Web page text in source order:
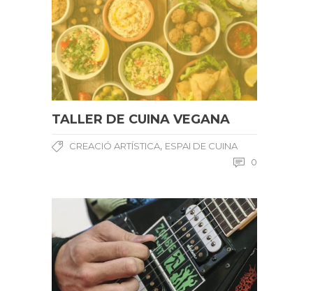
TALLER DE CUINA VEGANA
CREACIÓ ARTÍSTICA, ESPAI DE CUINA
0